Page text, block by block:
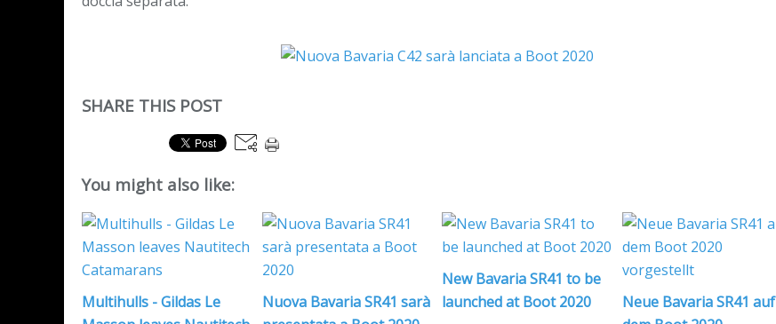
SHARE THIS POST
You might also like:
Multihulls - Gildas Le
Nuova Bavaria SR41 sarà
New Bavaria SR41 to be
launched at Boot 2020
Neue Bavaria SR41 auf